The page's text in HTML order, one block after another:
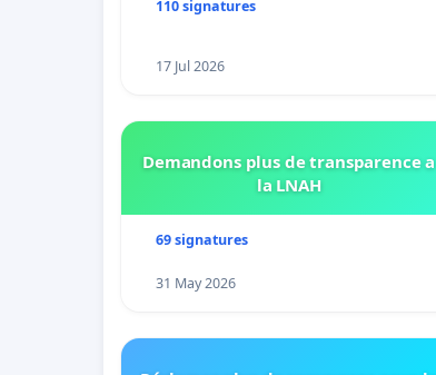
110 signatures
17 Jul 2026
Demandons plus de transparence a
la LNAH
69 signatures
31 May 2026